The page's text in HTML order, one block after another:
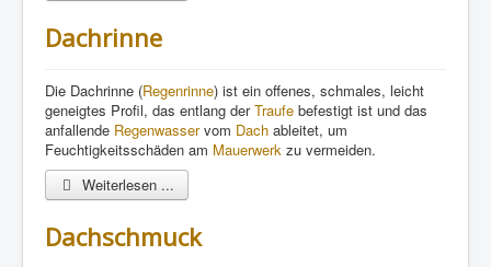
Dachrinne
Die Dachrinne (Regenrinne) ist ein offenes, schmales, leicht
geneigtes Profil, das entlang derTraufe befestigt ist und das
anfallende Regenwasservom Dach ableitet, um
Feuchtigkeitsschäden am Mauerwerk zu vermeiden.
Weiterlesen ...
Dachschmuck